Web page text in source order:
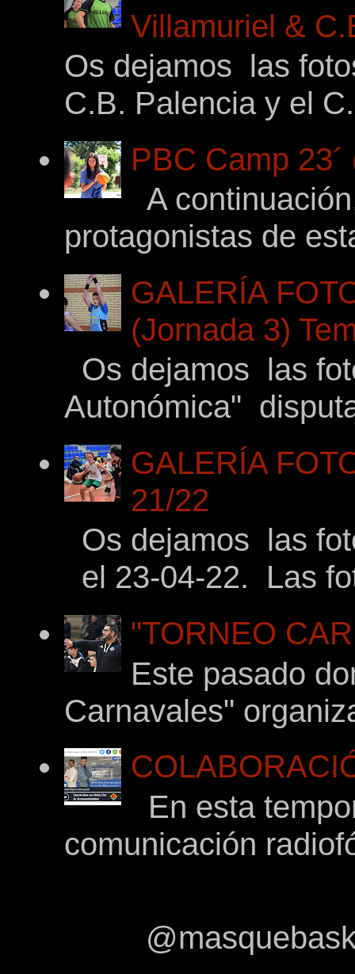
Villamuriel &
Os dejamos las
C.B. Palencia y el
PBC Camp
A
protagonistas de
GALERÍA
(Jornada 3)
Os dejamos las
Autonómica"
GALERÍA
21/22
Os dejamos las
el 23-04-22. Las
"TORNEO
Este pasado
Carnavales"
En esta
comunicación